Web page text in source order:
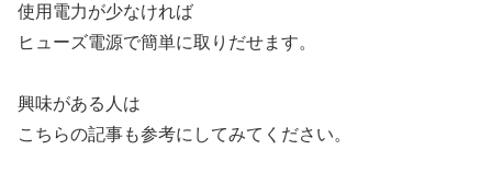
使用電力が少なければ
ヒューズ電源で簡単に取りだせます。
興味がある人は
こちらの記事も参考にしてみてください。